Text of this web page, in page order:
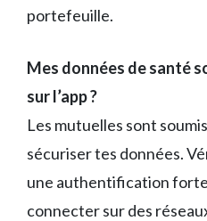
portefeuille.
Mes données de santé
sur l’app ?
Les mutuelles sont
sécuriser tes données.
une authentification
connecter sur des